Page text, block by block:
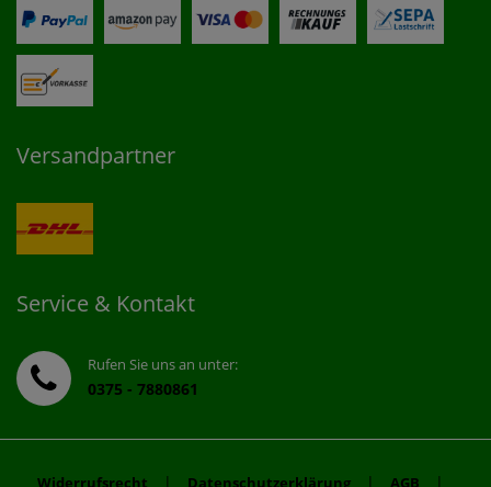
Versandpartner
Service & Kontakt
Rufen Sie uns an unter:
0375 - 7880861
Widerrufsrecht | Datenschutzerklärung | AGB |